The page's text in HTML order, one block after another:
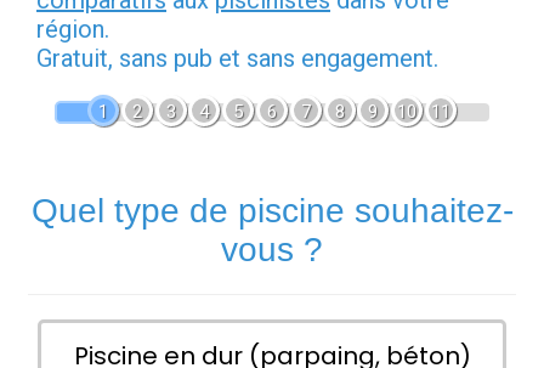
région.
Gratuit, sans pub et sans engagement.
1 2 3 4 5 6 7 8 9 10 11
Quel type de piscine souhaitez-
vous ?
Piscine en dur (parpaing, béton)